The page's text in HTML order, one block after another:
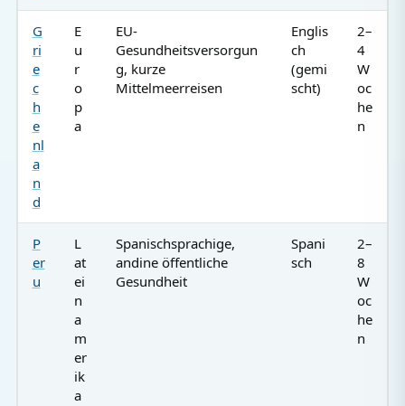
G
ri
e
c
h
e
nl
a
n
d
E
u
r
o
p
a
EU-
Gesundheitsversorgun
g, kurze
Mittelmeerreisen
Englis
ch
(gemi
scht)
2–
4
W
oc
he
n
P
er
u
L
at
ei
n
a
m
er
ik
a
Spanischsprachige,
andine öffentliche
Gesundheit
Spani
sch
2–
8
W
oc
he
n